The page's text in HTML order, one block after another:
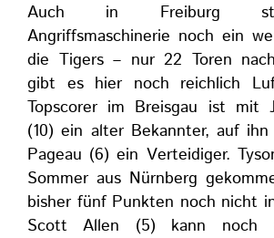
Auch in Freiburg
Angriffsmaschinerie noch ein
die Tigers – nur 22 Toren
gibt es hier noch reichlich
Topscorer im Breisgau ist mit
(10) ein alter Bekannter, auf
Pageau (6) ein Verteidiger.
Sommer aus Nürnberg
bisher fünf Punkten noch nicht
Scott Allen (5) kann noch